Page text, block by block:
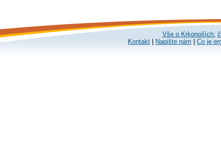
Vše o Krkonoších:
Kontakt
Napište nám Co je